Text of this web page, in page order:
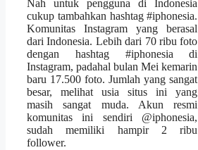
Nah untuk pengguna di Indonesia
cukup tambahkan hashtag #iphonesia.
Komunitas Instagram yang berasal
dari Indonesia. Lebih dari 70 ribu foto
dengan hashtag #iphonesia di
Instagram, padahal bulan Mei kemarin
baru 17.500 foto. Jumlah yang sangat
besar, melihat usia situs ini yang
masih sangat muda. Akun resmi
komunitas ini sendiri @iphonesia,
sudah memiliki hampir 2 ribu
follower.